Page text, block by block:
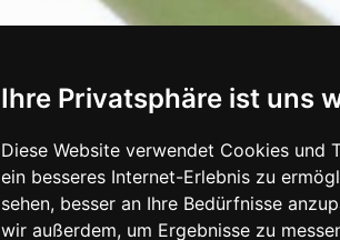
Ihre Privatsphäre ist uns
Diese Website verwendet Cookies und
ein besseres Internet-Erlebnis zu
sehen, besser an Ihre Bedürfnisse
wir außerdem, um Ergebnisse zu